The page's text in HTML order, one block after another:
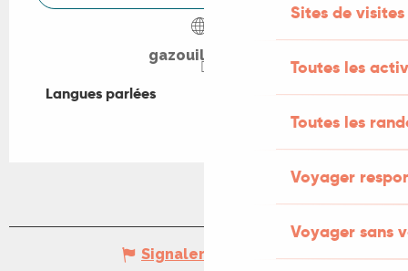
Sites de visites
Toutes les
Toutes les
Voyager
Voyager sans
gazouillerie.fr
Langues parlées
Langues parlées
Signaler une erreur